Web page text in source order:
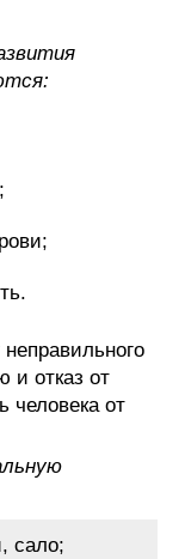
и отказ от
человека от
сало;